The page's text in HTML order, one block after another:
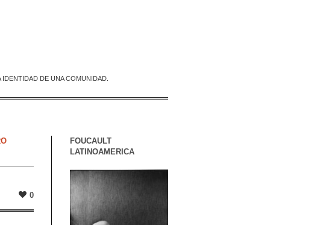
DE UNA COMUNIDAD.
0
FOUCAULT
LATINOAMERICA